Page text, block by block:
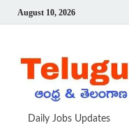
August 10, 2026
Daily Jobs Updates